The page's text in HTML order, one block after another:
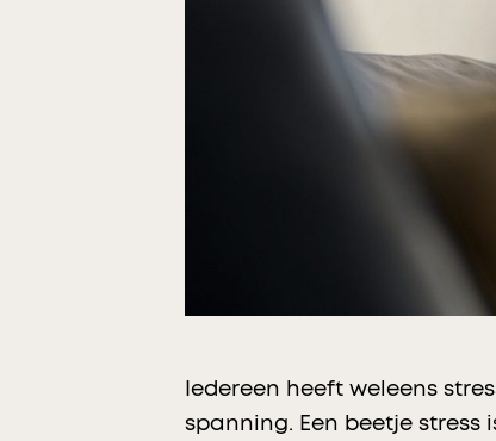
Iedereen heeft weleens
spanning. Een beetje